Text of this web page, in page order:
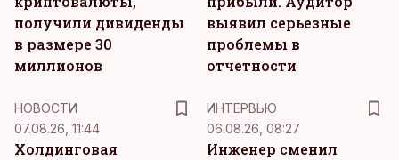
получили дивиденды
в размере 30
миллионов
выявил серьезные
проблемы в
отчетности
НОВОСТИ
07.08.26, 11:44
Холдинговая
ИНТЕРВЬЮ
06.08.26, 08:27
Инженер сменил